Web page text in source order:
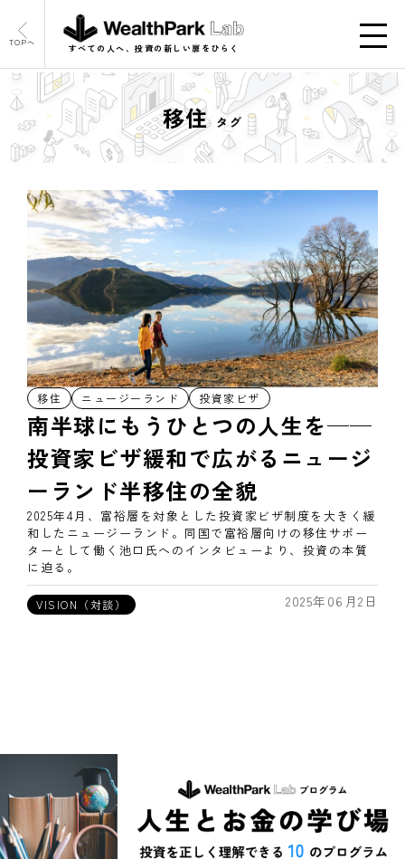
TOPへ
すべての人へ、投資の新しい扉をひらく
移住 タグ
移住 ニュージーランド 投資家ビザ
南半球にもうひとつの人生を──
投資家ビザ緩和で広がるニュージ
ーランド半移住の全貌
2025年4月、富裕層を対象とした投資家ビザ制度を大きく緩
和したニュージーランド。同国で富裕層向けの移住サポー
ターとして働く池口氏へのインタビューより、投資の本質
に迫る。
VISION（対談） 2025年06月2日